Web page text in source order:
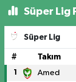
Süper Lig
Süper Lig
# Takım
1 Amed